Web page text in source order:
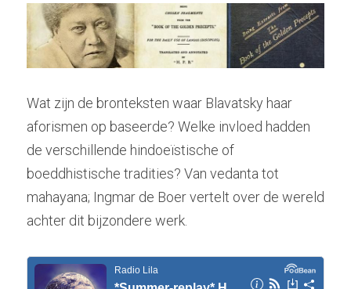
Kashmir Shaivisme
Krishnamurti
Westerse cultuur
Muziek
Theosofie
Wat zijn de bronteksten waar Blavatsky haar
aforismen op baseerde? Welke invloed hadden
de verschillende hindoeïstische of
boeddhistische tradities? Van vedanta tot
mahayana; Ingmar de Boer vertelt over de wereld
achter dit bijzondere werk.